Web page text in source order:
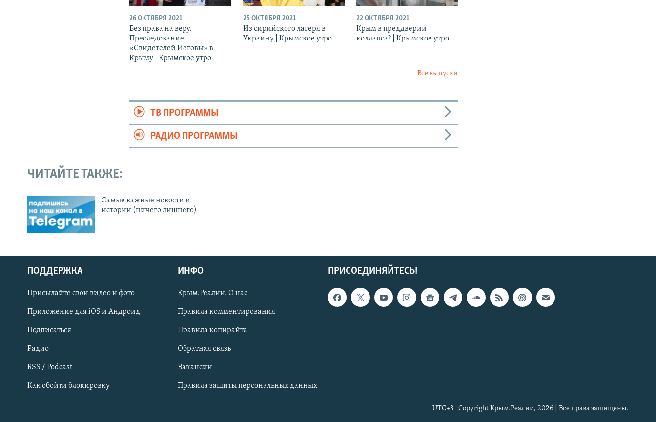
Українською
Qırımtatar
ПРИСОЕДИНЯЙТЕСЬ!
26 ОКТЯБРЯ 2021
Без права на веру.
Преследование
«Свидетелей Иеговы» в
Крыму | Крымское утро
25 ОКТЯБРЯ 2021
Из сирийского лагеря в
Украину | Крымское утро
22 ОКТЯБРЯ 2021
Крым в преддверии
коллапса? | Крымское утро
Все выпуски
ТВ ПРОГРАММЫ
РАДИО ПРОГРАММЫ
ЧИТАЙТЕ ТАКЖЕ:
Cамые важные новости и
истории (ничего лишнего)
ПРИСОЕДИНЯЙТЕСЬ!
ПОДДЕРЖКА
Присылайте свои видео и фото
Приложение для iOS и Андроид
Подписаться
Радио
RSS / Podcast
Как обойти блокировку
ИНФО
Крым.Реалии. О нас
Правила комментирования
Правила копирайта
Обратная связь
Вакансии
Правила защиты персональных данных
Copyright Крым.Реалии, 2026 | Все права защищены.
UTC+3